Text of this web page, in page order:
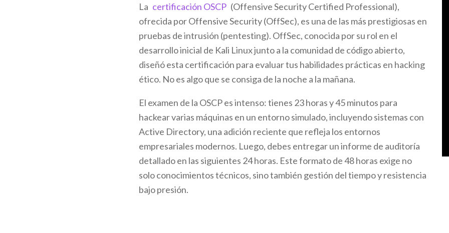
La certificación OSCP (Offensive Security Certified Professional),
ofrecida por Offensive Security (OffSec), es una de las más prestigiosas en
pruebas de intrusión (pentesting). OffSec, conocida por su rol en el
desarrollo inicial de Kali Linux junto a la comunidad de código abierto,
diseñó esta certificación para evaluar tus habilidades prácticas en hacking
ético. No es algo que se consiga de la noche a la mañana.
El examen de la OSCP es intenso: tienes 23 horas y 45 minutos para
hackear varias máquinas en un entorno simulado, incluyendo sistemas con
Active Directory, una adición reciente que refleja los entornos
empresariales modernos. Luego, debes entregar un informe de auditoría
detallado en las siguientes 24 horas. Este formato de 48 horas exige no
solo conocimientos técnicos, sino también gestión del tiempo y resistencia
bajo presión.